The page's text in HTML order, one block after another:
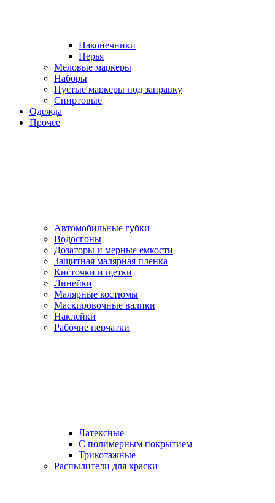
Наконечники
Перья
Меловые маркеры
Наборы
Пустые маркеры под заправку
Спиртовые
Одежда
Прочее
Автомобильные губки
Водосгоны
Дозаторы и мерные емкости
Защитная малярная пленка
Кисточки и щетки
Линейки
Малярные костюмы
Маскировочные валики
Наклейки
Рабочие перчатки
Латексные
С полимерным покрытием
Трикотажные
Распылители для краски